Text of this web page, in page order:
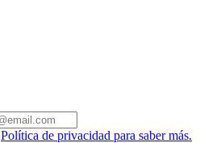
Política de privacidad para saber más.